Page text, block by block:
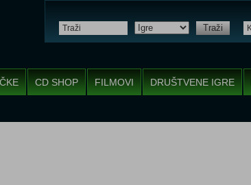
Traži
CD SHOP FILMOVI DRUŠTVENE IGRE